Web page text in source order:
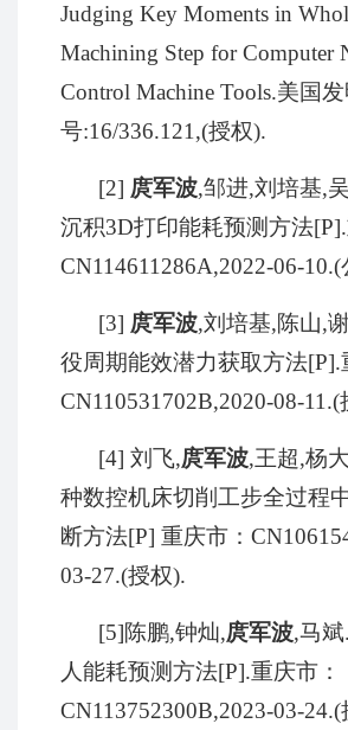
Judging Key Moments in
Machining Step for Computer
Control Machine Tools.美国发
号:16/336.121,(授权).
[2] 庹军波,邹进,刘培基,
沉积3D打印能耗预测方法[P].
CN114611286A,2022-06-10.(
[3] 庹军波,刘培基,陈山,
役周期能效潜力获取方法[P].
CN110531702B,2020-08-11.(
[4] 刘飞,庹军波,王超,杨
种数控机床切削工步全过程
断方法[P] 重庆市：
03-27.(授权).
[5]陈鹏,钟灿,庹军波,马斌.
人能耗预测方法[P].重庆市：
CN113752300B,2023-03-24.(